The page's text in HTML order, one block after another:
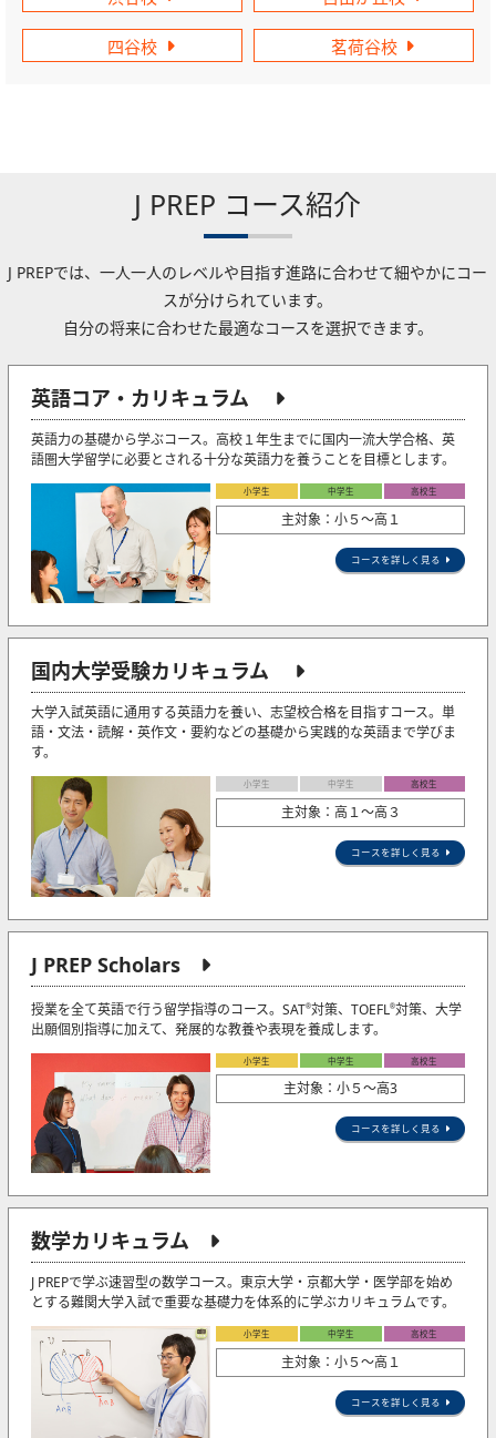
四谷校 茗荷谷校
J PREP コース紹介
J PREPでは、一人一人のレベルや目指す進路に合わせて細やかにコー
スが分けられています。
自分の将来に合わせた最適なコースを選択できます。
英語コア・カリキュラム
英語力の基礎から学ぶコース。高校１年生までに国内一流大学合格、英
語圏大学留学に必要とされる十分な英語力を養うことを目標とします。
小学生 中学生 高校生
主対象：小５〜高１
コースを詳しく見る
国内大学受験カリキュラム
大学入試英語に通用する英語力を養い、志望校合格を目指すコース。単
語・文法・読解・英作文・要約などの基礎から実践的な英語まで学びま
す。
小学生 中学生 高校生
主対象：高１～高３
コースを詳しく見る
J PREP Scholars
授業を全て英語で行う留学指導のコース。SAT®対策、TOEFL®対策、大学
出願個別指導に加えて、発展的な教養や表現を養成します。
小学生 中学生 高校生
主対象：小５〜高3
コースを詳しく見る
数学カリキュラム
J PREPで学ぶ速習型の数学コース。東京大学・京都大学・医学部を始め
とする難関大学入試で重要な基礎力を体系的に学ぶカリキュラムです。
小学生 中学生 高校生
主対象：小５〜高１
コースを詳しく見る